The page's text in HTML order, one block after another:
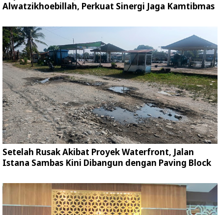
Alwatzikhoebillah, Perkuat Sinergi Jaga Kamtibmas
Setelah Rusak Akibat Proyek Waterfront, Jalan
Istana Sambas Kini Dibangun dengan Paving Block